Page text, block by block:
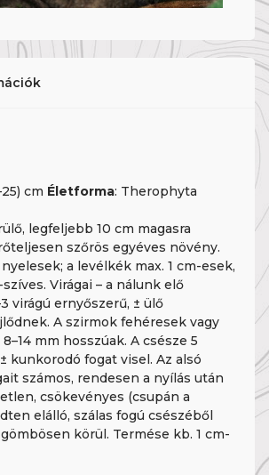
cm Életforma: Therophyta
legfeljebb 10 cm magasra
szőrös egyéves növény.
a levélkék max. 1 cm-esek,
Virágai – a nálunk elő
virágú ernyőszerű, ± ülő
A szirmok fehéresek vagy
mm hosszúak. A csésze 5
kunkorodó fogat visel. Az alsó
számos, rendesen a nyílás után
csökevényes (csupán a
elálló, szálas fogú csészéből
körül. Termése kb. 1 cm-